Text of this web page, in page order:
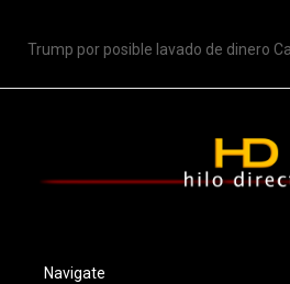
Navigate